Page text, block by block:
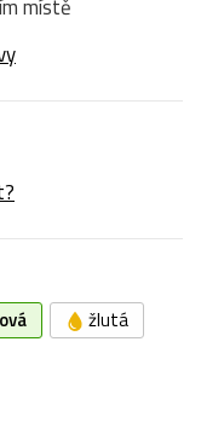
místě
žlutá